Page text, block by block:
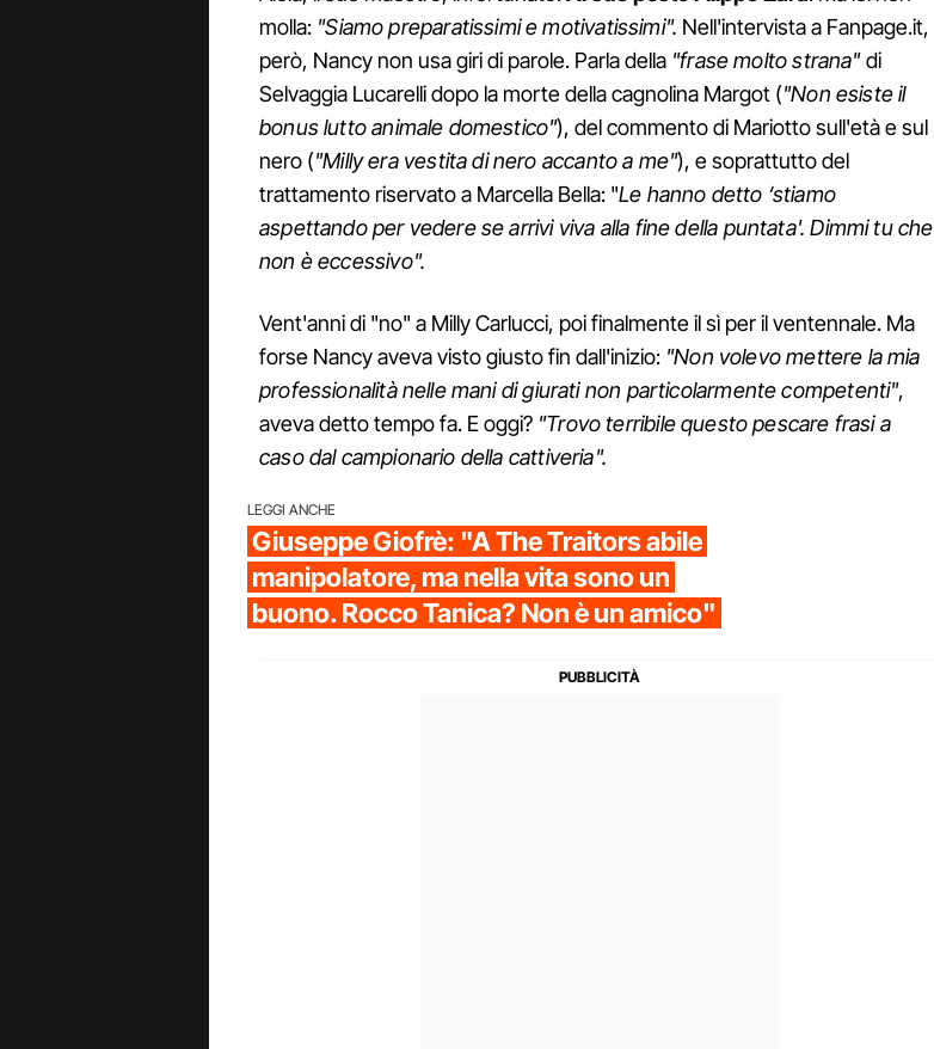
molla: "Siamo preparatissimi e motivatissimi". Nell'intervista a Fanpage.it,
però, Nancy non usa giri di parole. Parla della "frase molto strana"di
Selvaggia Lucarelli dopo la morte della cagnolina Margot ("Non esiste il
bonus lutto animale domestico"), del commento di Mariotto sull'età e sul
nero ("Milly era vestita di nero accanto a me"), e soprattutto del
trattamento riservato a Marcella Bella: "Le hanno detto ‘stiamo
aspettando per vedere se arrivi viva alla fine della puntata'. Dimmi tu che
non è eccessivo".
Vent'anni di "no" a Milly Carlucci, poi finalmente il sì per il ventennale. Ma
forse Nancy aveva visto giusto fin dall'inizio: "Non volevo mettere la mia
professionalità nelle mani di giurati non particolarmente competenti",
aveva detto tempo fa. E oggi? "Trovo terribile questo pescare frasi a
caso dal campionario della cattiveria".
LEGGI ANCHE
Giuseppe Giofrè: "A The Traitors abile
manipolatore, ma nella vita sono un
buono. Rocco Tanica? Non è un amico"